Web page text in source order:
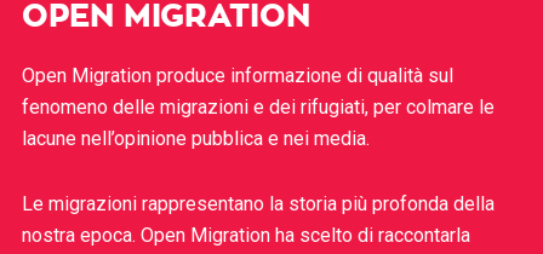
OPEN MIGRATION
Open Migration produce informazione di qualità sul
fenomeno delle migrazioni e dei rifugiati, per colmare le
lacune nell’opinione pubblica e nei media.
Le migrazioni rappresentano la storia più profonda della
nostra epoca. Open Migration ha scelto di raccontarla